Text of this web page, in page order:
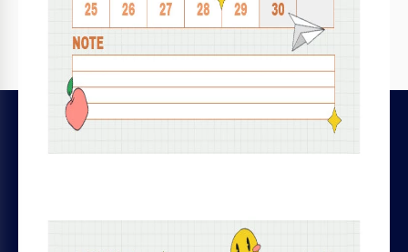
Informativa sulla privacy